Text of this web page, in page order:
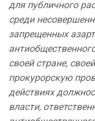
для публичного
среди
запрещенных
своей стране,
прокурорскую
действиях
власти,